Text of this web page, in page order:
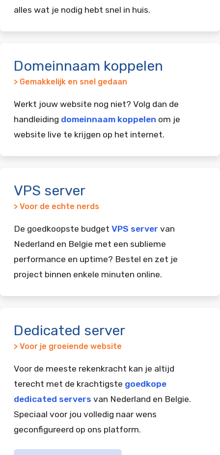
alles wat je nodig hebt snel in huis.
Domeinnaam koppelen
> Gemakkelijk en snel gedaan
Werkt jouw website nog niet? Volg dan de
handleiding domeinnaam koppelen om je
website live te krijgen op het internet.
VPS server
> Voor de echte nerds
De goedkoopste budget VPS server van
Nederland en Belgie met een sublieme
performance en uptime? Bestel en zet je
project binnen enkele minuten online.
Dedicated server
> Voor je groeiende website
Voor de meeste rekenkracht kan je altijd
terecht met de krachtigste goedkope
dedicated servers van Nederland en Belgie.
Speciaal voor jou volledig naar wens
geconfigureerd op ons platform.